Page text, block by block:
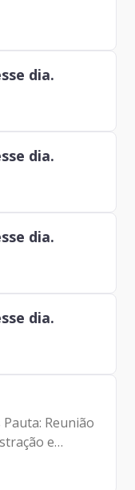
dia.
dia.
dia.
dia.
Reunião
e
Forbes –
-